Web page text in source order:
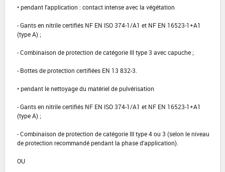
• pendant l'application : contact intense avec la végétation
- Gants en nitrile certifiés NF EN ISO 374-1/A1 et NF EN 16523-1+A1
(type A) ;
- Combinaison de protection de catégorie III type 3 avec capuche ;
- Bottes de protection certifiées EN 13 832-3.
• pendant le nettoyage du matériel de pulvérisation
- Gants en nitrile certifiés NF EN ISO 374-1/A1 et NF EN 16523-1+A1
(type A) ;
- Combinaison de protection de catégorie III type 4 ou 3 (selon le niveau
de protection recommandé pendant la phase d'application).
OU